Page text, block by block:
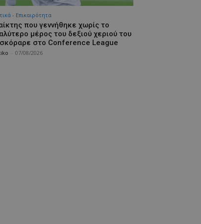
- Επικαιρότητα
που γεννήθηκε χωρίς το
μέρος του δεξιού χεριού του
σκόραρε στο Conference League
07/08/2026